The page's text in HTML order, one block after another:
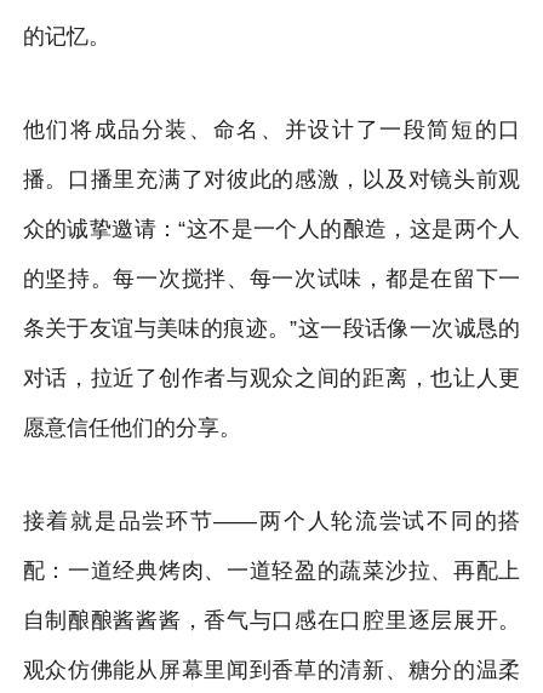
的记忆。
他们将成品分装、命名、并设计了一段简短的口
播。口播里充满了对彼此的感激，以及对镜头前观
众的诚挚邀请：“这不是一个人的酿造，这是两个人
的坚持。每一次搅拌、每一次试味，都是在留下一
条关于友谊与美味的痕迹。”这一段话像一次诚恳的
对话，拉近了创作者与观众之间的距离，也让人更
愿意信任他们的分享。
接着就是品尝环节——两个人轮流尝试不同的搭
配：一道经典烤肉、一道轻盈的蔬菜沙拉、再配上
自制酿酿酱酱酱，香气与口感在口腔里逐层展开。
观众仿佛能从屏幕里闻到香草的清新、糖分的温柔